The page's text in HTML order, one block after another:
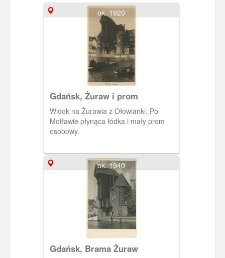
ok. 1920
Gdańsk, Żuraw i prom
Widok na Żurawia z Ołowianki. Po
Motławie płynąca łódka i mały prom
osobowy.
ok. 1940
Gdańsk, Brama Żuraw